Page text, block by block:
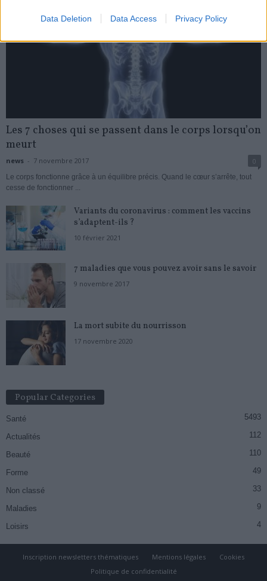
Data Deletion Data Access Privacy Policy
Les 7 choses qui se passent dans le corps lorsqu’on
meurt
news - 7 novembre 2017 0
Le corps fonctionne grâce à un équilibre précis. Quand le cœur s’arrête, tout
cesse de fonctionner ...
Variants du coronavirus : comment les vaccins
s’adaptent-ils ?
10 février 2021
7 maladies que vous pouvez avoir sans le savoir
9 novembre 2017
La mort subite du nourrisson
17 novembre 2020
Popular Categories
Santé 5493
Actualités 112
Beauté 110
Forme 49
Non classé 33
Maladies 9
Loisirs 4
Inscription newsletters thématiques Mentions légales
Cookies
Politique de confidentialité